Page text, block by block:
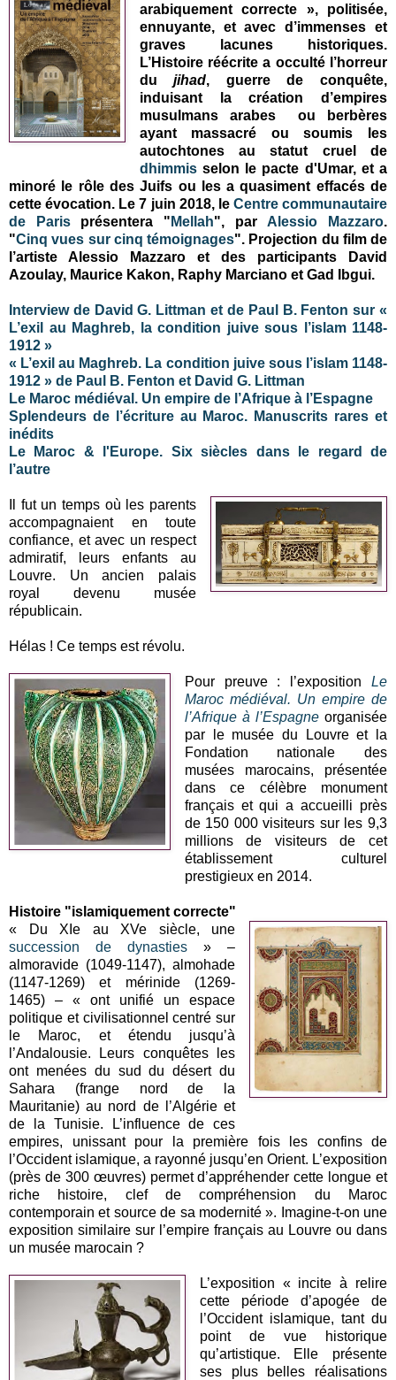
arabiquement correcte », politisée,
ennuyante, et avec d’immenses et
graves lacunes historiques.
L’Histoire réécrite a occulté l’horreur
dujihad, guerre de conquête,
induisant la création d’empires
musulmans arabes ou berbères
ayant massacré ou soumis les
autochtones au statut cruel de
dhimmisselon le pacte d'Umar, et a
minoré le rôle des Juifs ou les a quasiment effacés de
cette évocation. Le 7 juin 2018, le Centre communautaire
de Parisprésentera " Mellah", parAlessio Mazzaro.
"Cinq vues sur cinq témoignages". Projection du film de
l’artiste Alessio Mazzaro et des participants David
Azoulay, Maurice Kakon, Raphy Marciano et Gad Ibgui.
Interview de David G. Littman et de Paul B. Fenton sur «
L’exil au Maghreb, la condition juive sous l’islam 1148-
1912 »
« L’exil au Maghreb. La condition juive sous l’islam 1148-
1912 » de Paul B. Fenton et David G. Littman
Le Maroc médiéval. Un empire de l’Afrique à l’Espagne
Splendeurs de l’écriture au Maroc. Manuscrits rares et
inédits
Le Maroc & l'Europe. Six siècles dans le regard de
l’autre
Il fut un temps où les parents
accompagnaient en toute
confiance, et avec un respect
admiratif, leurs enfants au
Louvre. Un ancien palais
royal devenu musée
républicain.
Hélas ! Ce temps est révolu.
Pour preuve : l’exposition Le
Maroc médiéval. Un empire de
l’Afrique à l’Espagneorganisée
par le musée du Louvre et la
Fondation nationale des
musées marocains, présentée
dans ce célèbre monument
français et qui a accueilli près
de 150 000 visiteurs sur les 9,3
millions de visiteurs de cet
établissement culturel
prestigieux en 2014.
Histoire "islamiquement correcte"
« Du XIe au XVe siècle, une
succession de dynasties » –
almoravide (1049-1147), almohade
(1147-1269) et mérinide (1269-
1465) – « ont unifié un espace
politique et civilisationnel centré sur
le Maroc, et étendu jusqu’à
l’Andalousie. Leurs conquêtes les
ont menées du sud du désert du
Sahara (frange nord de la
Mauritanie) au nord de l’Algérie et
de la Tunisie. L’influence de ces
empires, unissant pour la première fois les confins de
l’Occident islamique, a rayonné jusqu’en Orient. L’exposition
(près de 300 œuvres) permet d’appréhender cette longue et
riche histoire, clef de compréhension du Maroc
contemporain et source de sa modernité ». Imagine-t-on une
exposition similaire sur l’empire français au Louvre ou dans
un musée marocain ?
L’exposition « incite à relire
cette période d’apogée de
l’Occident islamique, tant du
point de vue historique
qu’artistique. Elle présente
ses plus belles réalisations